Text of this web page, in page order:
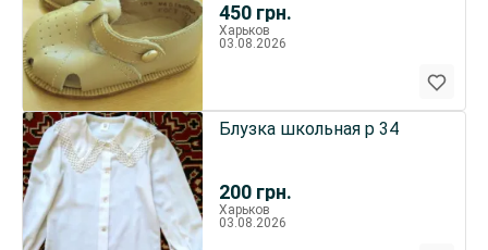
450 грн.
Харьков
03.08.2026
200 грн.
Блузка школьная р 34
Харьков
03.08.2026